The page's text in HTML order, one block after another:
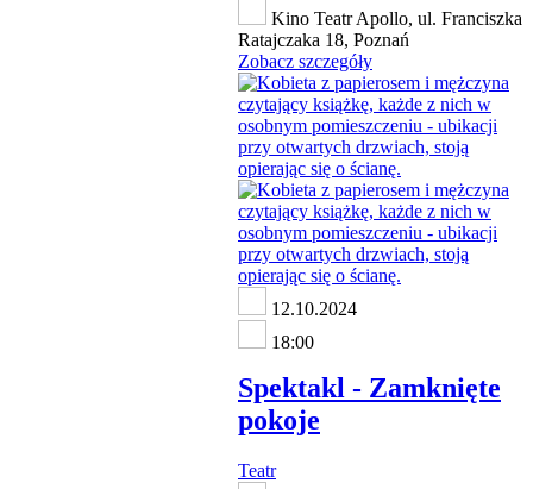
Kino Teatr Apollo, ul. Franciszka
Ratajczaka 18, Poznań
Zobacz szczegóły
12.10.2024
18:00
Spektakl - Zamknięte
pokoje
Teatr